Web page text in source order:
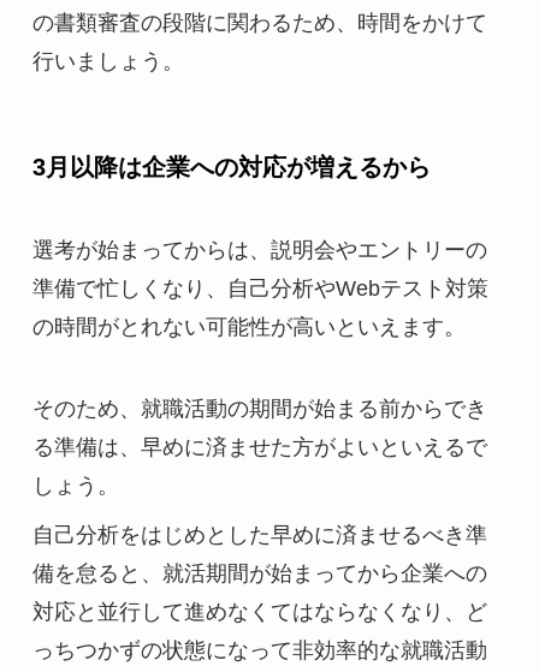
の書類審査の段階に関わるため、時間をかけて
行いましょう。
3月以降は企業への対応が増えるから
選考が始まってからは、説明会やエントリーの
準備で忙しくなり、自己分析やWebテスト対策
の時間がとれない可能性が高いといえます。
そのため、就職活動の期間が始まる前からでき
る準備は、早めに済ませた方がよいといえるで
しょう。
自己分析をはじめとした早めに済ませるべき準
備を怠ると、就活期間が始まってから企業への
対応と並行して進めなくてはならなくなり、ど
っちつかずの状態になって非効率的な就職活動